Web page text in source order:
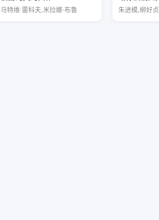
马特维·雷科夫,米拉娜·布鲁 朱进模,柳好